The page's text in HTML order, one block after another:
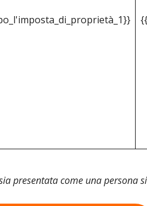
presentata come una persona